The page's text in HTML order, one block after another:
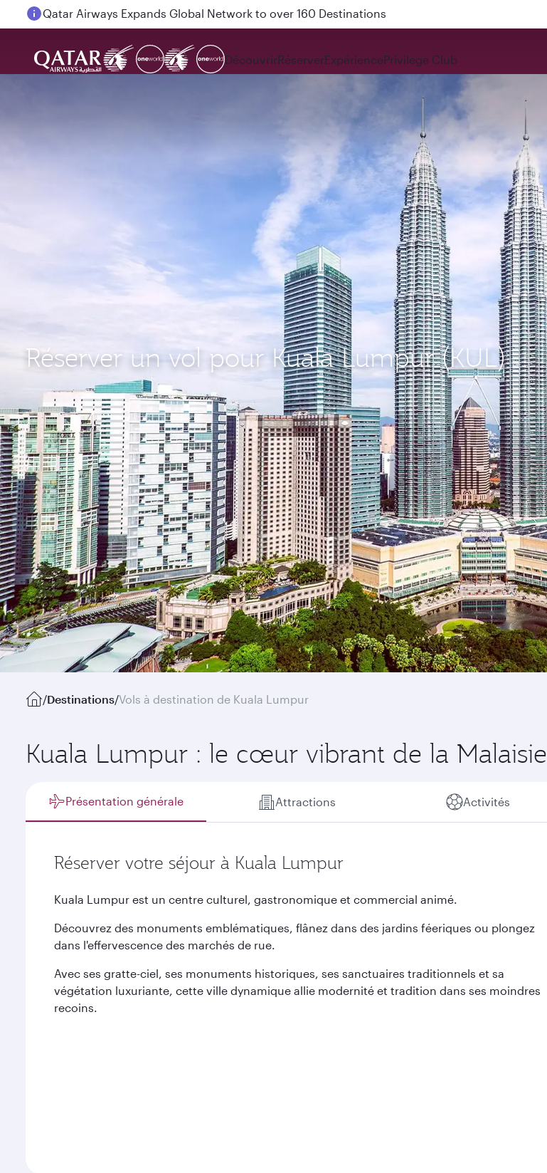
Passengers flying between Doha and Auckland on QR914 and QR915
DécouvrirRéserverExpériencePrivilege Club
Réserver un vol pour Kuala Lumpur (KUL)
/Destinations/Vols à destination de Kuala Lumpur
Kuala Lumpur : le cœur vibrant de la Malaisie
Présentation générale Attractions Activités
Réserver votre séjour à Kuala Lumpur
Kuala Lumpur est un centre culturel, gastronomique et commercial animé.
Découvrez des monuments emblématiques, flânez dans des jardins féeriques ou plongez
dans l'effervescence des marchés de rue.
Avec ses gratte-ciel, ses monuments historiques, ses sanctuaires traditionnels et sa
végétation luxuriante, cette ville dynamique allie modernité et tradition dans ses moindres
recoins.